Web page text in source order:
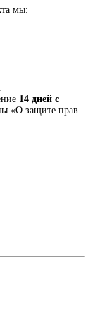
мы:
14 дней с
«О защите прав